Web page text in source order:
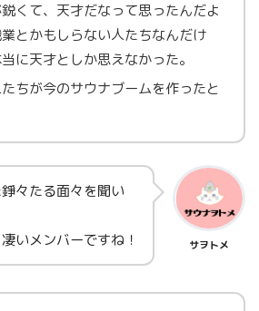
くて、天才だなって思ったんだよ
とかもしらない人たちなんだけ
に天才としか思えなかった。
ちが今のサウナブームを作ったと
々たる面々を聞い
いメンバーですね！
サヲトメ